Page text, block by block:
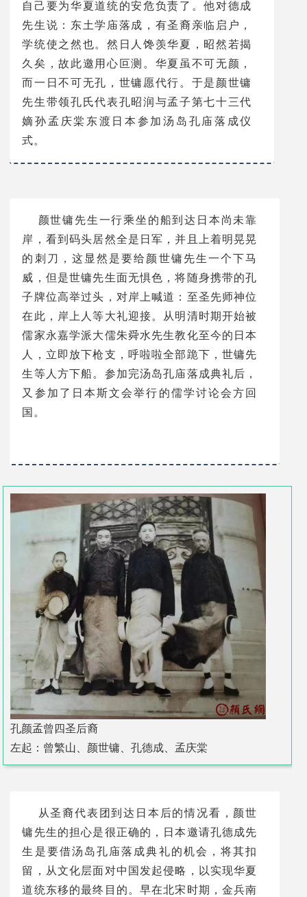
自己要为华夏道统的安危负责了。他对德成
先生说：东土学庙落成，有圣裔亲临启户，
学统使之然也。然日人馋羡华夏，昭然若揭
久矣，故此邀用心叵测。华夏虽不可无颜，
而一日不可无孔，世镛愿代行。于是颜世镛
先生带领孔氏代表孔昭润与孟子第七十三代
嫡孙孟庆棠东渡日本参加汤岛孔庙落成仪
式。
颜世镛先生一行乘坐的船到达日本尚未靠
岸，看到码头居然全是日军，并且上着明晃晃
的刺刀，这显然是要给颜世镛先生一个下马
威，但是世镛先生面无惧色，将随身携带的孔
子牌位高举过头，对岸上喊道：至圣先师神位
在此，岸上人等大礼迎接。从明清时期开始被
儒家永嘉学派大儒朱舜水先生教化至今的日本
人，立即放下枪支，呼啦啦全部跪下，世镛先
生等人方下船。参加完汤岛孔庙落成典礼后，
又参加了日本斯文会举行的儒学讨论会方回
国。
孔颜孟曾四圣后裔
左起：曾繁山、颜世镛、孔德成、孟庆棠
从圣裔代表团到达日本后的情况看，颜世
镛先生的担心是很正确的，日本邀请孔德成先
生是要借汤岛孔庙落成典礼的机会，将其扣
留，从文化层面对中国发起侵略，以实现华夏
道统东移的最终目的。早在北宋时期，金兵南